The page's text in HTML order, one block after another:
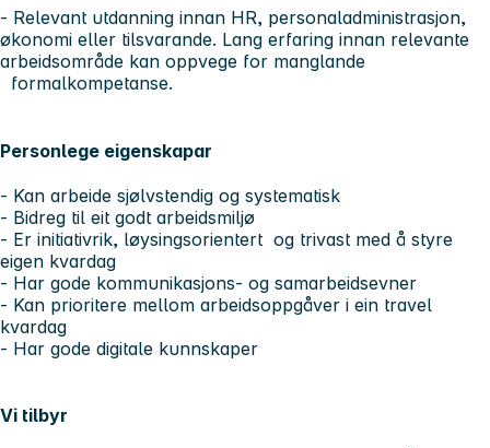
- Relevant utdanning innan HR, personaladministrasjon,
økonomi eller tilsvarande. Lang erfaring innan relevante
arbeidsområde kan oppvege for manglande
formalkompetanse.
Personlege eigenskapar
- Kan arbeide sjølvstendig og systematisk
- Bidreg til eit godt arbeidsmiljø
- Er initiativrik, løysingsorientert og trivast med å styre
eigen kvardag
- Har gode kommunikasjons- og samarbeidsevner
- Kan prioritere mellom arbeidsoppgåver i ein travel
kvardag
- Har gode digitale kunnskaper
Vi tilbyr